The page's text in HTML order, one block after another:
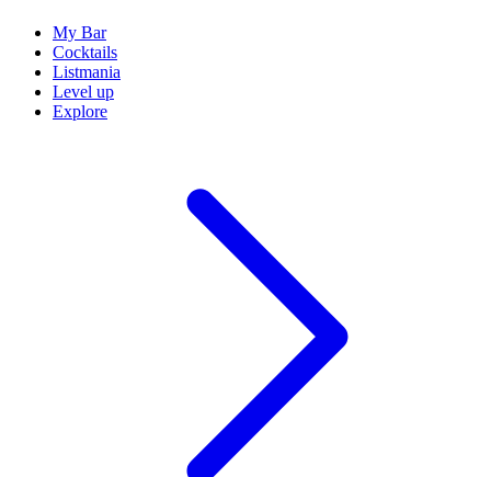
My Bar
Cocktails
Listmania
Level up
Explore